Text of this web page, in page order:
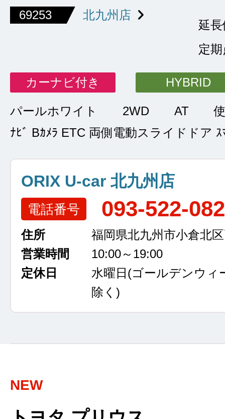
69253 北九州店
延
定
カーナビ付き HYBRID
パールホワイト 2WD AT
ﾅﾋﾞ Bｶﾒﾗ ETC 両側電動スライドドア ｽ
ORIX U-car 北九州店
電話番号 093-522-
住所
福岡県北九州市小倉北
営業時間
10:00～19:00
定休日
水曜日 (ゴールデンウィ
除く)
NEW